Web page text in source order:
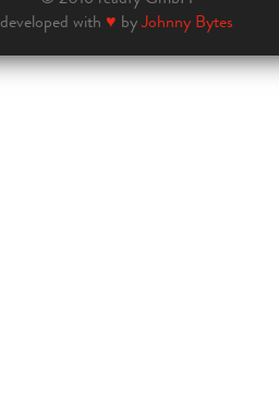
developed with ♥ byJohnny Bytes